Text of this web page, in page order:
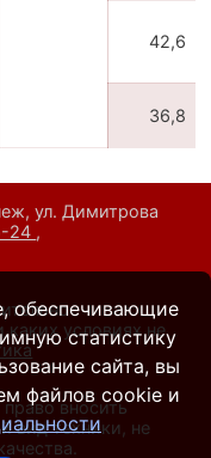
42,6
36,8
ул. Димитрова
24 ,
условиях не
вносить
вид техники, не
обеспечивающие
статистику
сайта, вы
файлов cookie и